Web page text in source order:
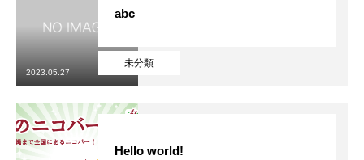
カクテルページ
未分類
abc
2023.05.27
Hello world!